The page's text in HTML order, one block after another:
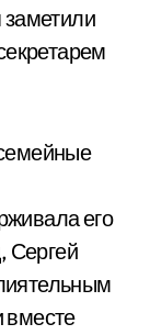
его
Сергей
вместе